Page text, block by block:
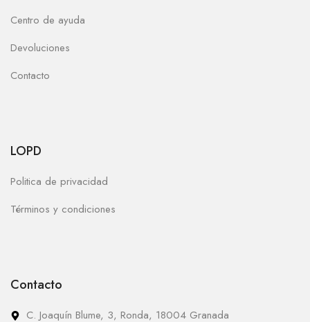
Centro de ayuda
Devoluciones
Contacto
LOPD
Politica de privacidad
Términos y condiciones
Contacto
C. Joaquín Blume, 3, Ronda, 18004 Granada